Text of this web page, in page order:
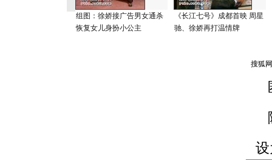
组图：徐娇接广告男女通杀
恢复女儿身扮小公主
《长江七号》成都首映 周星
驰、徐娇再打温情牌